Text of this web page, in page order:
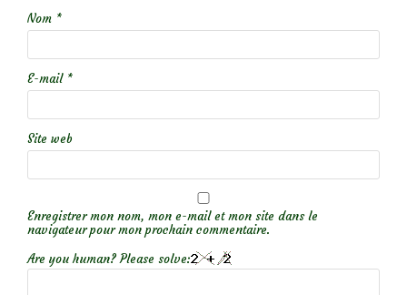
Nom *
E-mail *
Site web
Enregistrer mon nom, mon e-mail et mon site dans le
navigateur pour mon prochain commentaire.
Are you human? Please solve: